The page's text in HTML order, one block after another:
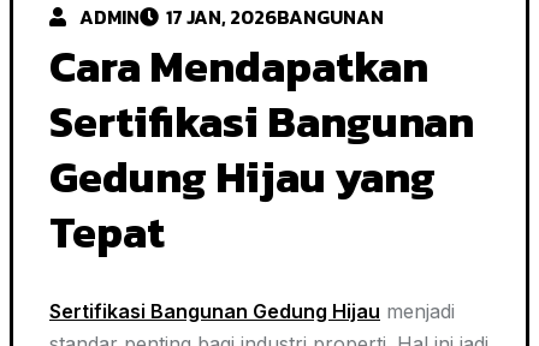
ADMIN 17 JAN, 2026BANGUNAN
Cara Mendapatkan
Sertifikasi Bangunan
Gedung Hijau yang
Tepat
Sertifikasi Bangunan Gedung Hijau menjadi